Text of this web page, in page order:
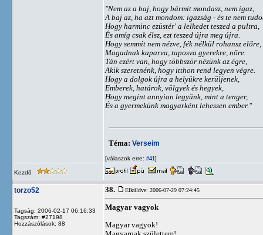
"Nem az a baj, hogy bármit mondasz, nem igaz,
A baj az, ha azt mondom: igazság - és te nem
Hogy harminc ezüstér' a lelkedet teszed a pultra,
És amíg csak élsz, ezt teszed újra meg újra.
Hogy semmit nem nézve, fék nélkül rohansz előre,
Magadnak kaparva, taposva gyerekre, nőre.
Tán ezért van, hogy többször nézünk az égre,
Akik szeretnénk, hogy itthon rend legyen végre.
Hogy a dolgok újra a helyükre kerüljenek,
Emberek, határok, völgyek és hegyek,
Hogy megint annyian legyünk, mint a tenger,
És a gyermekünk magyarként lehessen ember."
Téma: Verseim
[válaszok erre: #41]
Kezdő
torzo52
Tagság: 2006-02-17 06:16:33
Tagszám: #27198
Hozzászólások: 88
38. Elküldve: 2006-07-29 07:24:45
Magyar vagyok
Magyar vagyok!